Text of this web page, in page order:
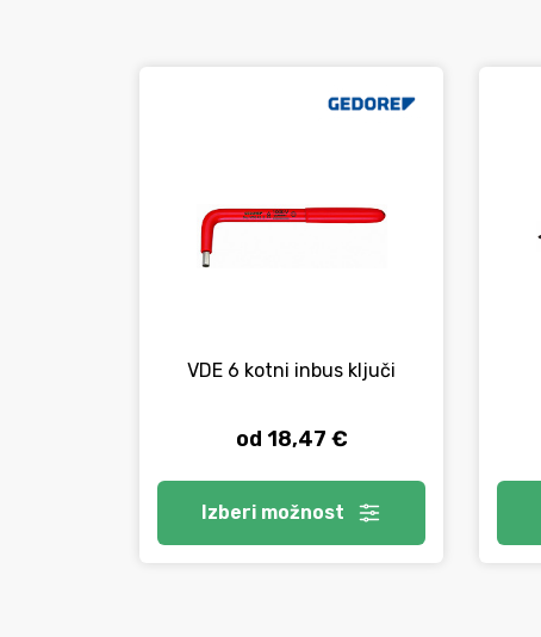
VDE 6 kotni inbus ključi
od 18,47 €
Izberi možnost